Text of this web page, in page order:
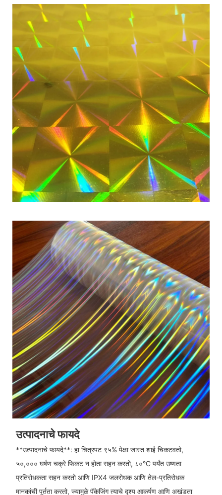
उत्पादनाचे फायदे
**उत्पादनाचे फायदे**: हा चित्रपट ९५% पेक्षा जास्त शाई चिकटवतो,
५०,००० घर्षण चक्रे फिकट न होता सहन करतो, ८०°C पर्यंत उष्णता
प्रतिरोधकता सहन करतो आणि IPX4 जलरोधक आणि तेल-प्रतिरोधक
मानकांची पूर्तता करतो, ज्यामुळे पॅकेजिंग त्याचे दृश्य आकर्षण आणि अखंडता